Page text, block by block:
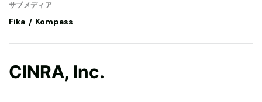
サブメディア
Fika Kompass
CINRA, Inc.